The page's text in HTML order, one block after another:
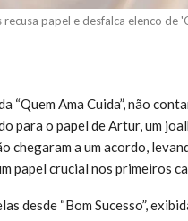
papel e desfalca elenco de
“Quem Ama Cuida”, não
para o papel de Artur, um
chegaram a um acordo,
papel crucial nos primeiros
desde “Bom Sucesso”,